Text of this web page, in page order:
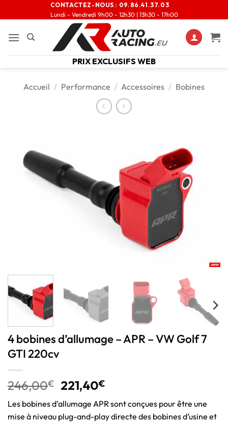
CONTACTEZ-NOUS : 09.86.41.37.03
Lundi - Vendredi 9h00 - 12h30 | 13h30 - 17h00
PRIX EXCLUSIFS WEB
Accueil / Performance / Accessoires / Bobines
4 bobines d’allumage – APR – VW Golf 7
GTI 220cv
246,00€ 221,40€
Les bobines d’allumage APR sont conçues pour être une
mise à niveau plug-and-play directe des bobines d’usine et